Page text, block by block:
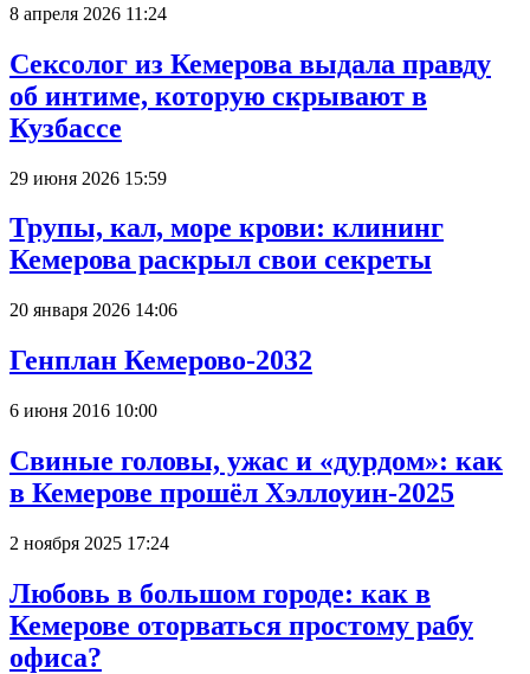
8 апреля 2026 11:24
Сексолог из Кемерова выдала правду
об интиме, которую скрывают в
Кузбассе
29 июня 2026 15:59
Трупы, кал, море крови: клининг
Кемерова раскрыл свои секреты
20 января 2026 14:06
Генплан Кемерово-2032
6 июня 2016 10:00
Свиные головы, ужас и «дурдом»: как
в Кемерове прошёл Хэллоуин-2025
2 ноября 2025 17:24
Любовь в большом городе: как в
Кемерове оторваться простому рабу
офиса?